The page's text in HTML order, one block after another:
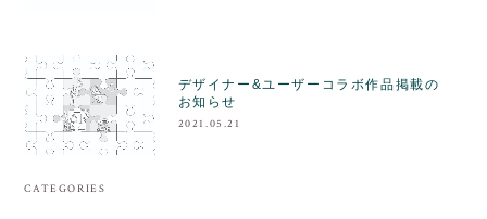
デザイナー&ユーザーコラボ作品掲載の
お知らせ
2021.05.21
CATEGORIES